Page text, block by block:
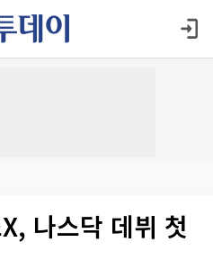
나스닥 데뷔 첫